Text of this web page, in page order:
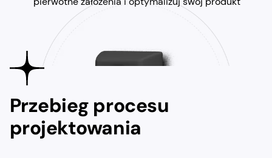
Przebieg procesu
projektowania